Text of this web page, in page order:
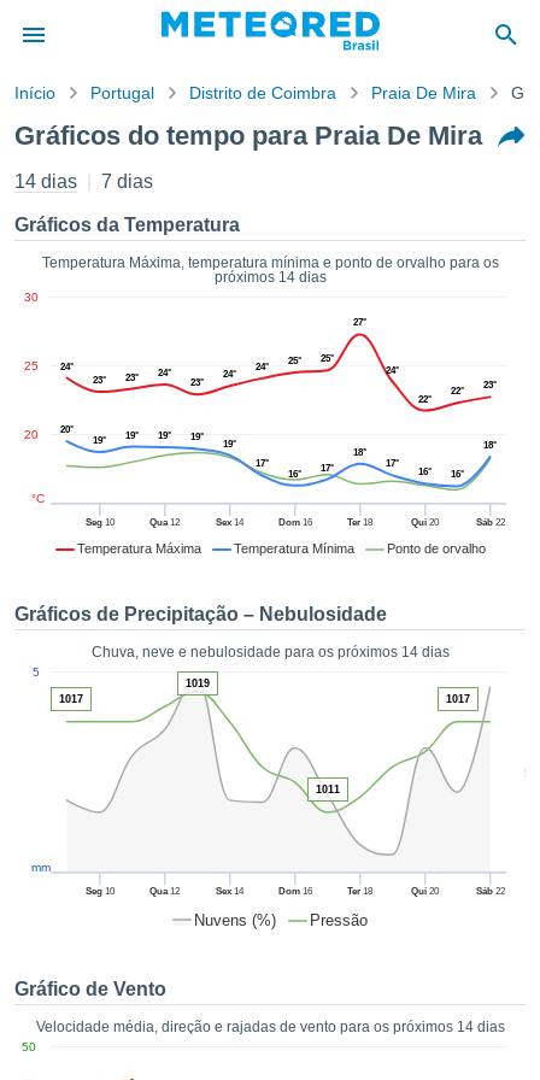
da
por
para
que as
opções:
e
forma
digital
fornecer-
o
no
como
ACEITAR
CONFIGURAÇÕES
Início Portugal Distrito de Coimbra Praia De Mira
Gráficos do tempo para Praia De Mira
14 dias 7 dias
Gráficos da Temperatura
Temperatura Máxima, temperatura mínima e ponto de orvalho para os
próximos 14 dias
Temperatura Máxima Temperatura Mínima Ponto de orvalho
Seg10 Qua12 Sex 14 Dom16 Ter 18 Qui 20 Sáb22
20
25
30
°C
24°
23°
23°
24°
23°
24°
24°
25° 25°
27°
24°
22°
22°
23°
20°
19°
19° 19° 19°
19°
17°
16°
17°
18°
17°
16° 16°
18°
Gráficos de Precipitação – Nebulosidade
Chuva, neve e nebulosidade para os próximos 14 dias
Nuvens (%) Pressão
50
Seg10 Qua12 Sex 14 Dom16 Ter 18 Qui 20 Sáb22
5
mm
1017
1019
1011
1017
Gráfico de Vento
Velocidade média, direção e rajadas de vento para os próximos 14 dias
50